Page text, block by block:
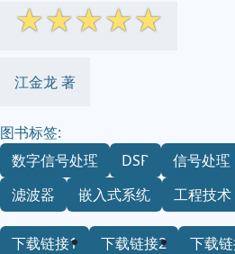
☆☆☆☆☆
江金龙 著
图书标签:
数字信号处理
DSP 信号处理
滤波器
嵌入式系统 工程技术
下载链接1 下载链接2 下载